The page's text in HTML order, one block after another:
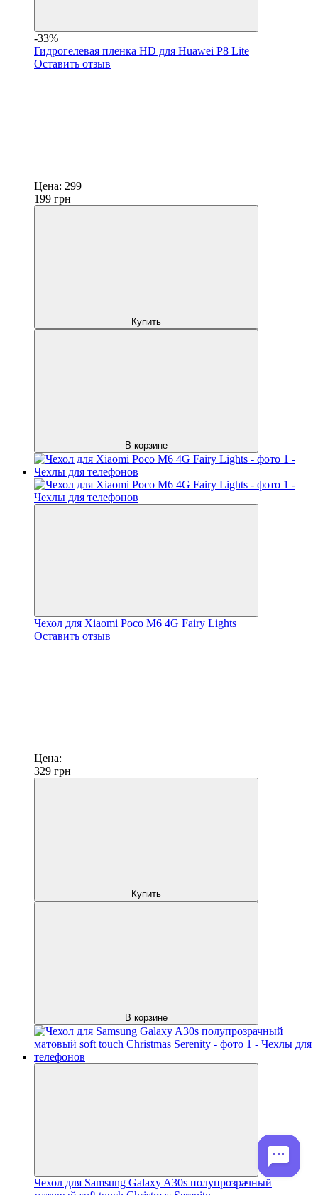
-33%
Гидрогелевая пленка HD для Huawei P8 Lite
Оставить отзыв
Цена: 299
199 грн
Купить
В корзине
Чехол для Xiaomi Poco M6 4G Fairy Lights
Оставить отзыв
Цена:
329 грн
Купить
В корзине
Чехол для Samsung Galaxy A30s полупрозрачный